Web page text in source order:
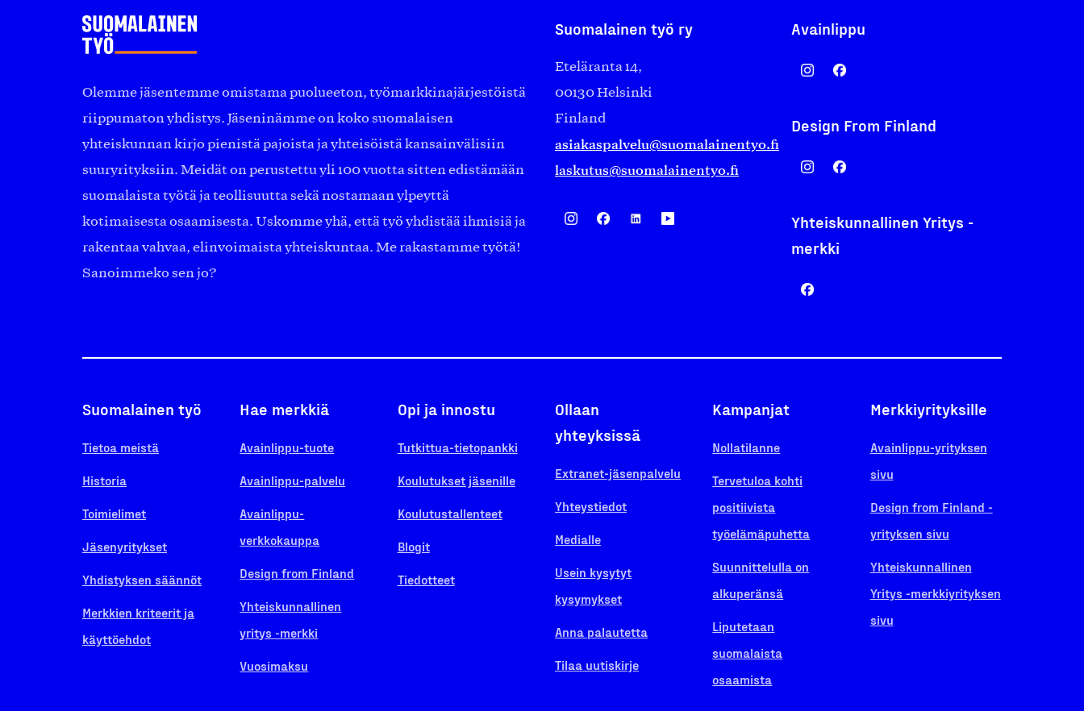
Olemme jäsentemme omistama puolueeton, työmarkkinajärjestöistä
riippumaton yhdistys. Jäseninämme on koko suomalaisen
yhteiskunnan kirjo pienistä pajoista ja yhteisöistä kansainvälisiin
suuryrityksiin. Meidät on perustettu yli 100 vuotta sitten edistämään
suomalaista työtä ja teollisuutta sekä nostamaan ylpeyttä
kotimaisesta osaamisesta. Uskomme yhä, että työ yhdistää ihmisiä ja
rakentaa vahvaa, elinvoimaista yhteiskuntaa. Me rakastamme työtä!
Sanoimmeko sen jo?
Suomalainen työ ry
Eteläranta 14,
00130 Helsinki
Finland
asiakaspalvelu@suomalainentyo.fi
laskutus@suomalainentyo.fi
Avainlippu
Design From Finland
Yhteiskunnallinen Yritys -
merkki
Suomalainen työ
Tietoa meistä
Historia
Toimielimet
Jäsenyritykset
Yhdistyksen säännöt
Merkkien kriteerit ja
käyttöehdot
Hae merkkiä
Avainlippu-tuote
Avainlippu-palvelu
Avainlippu-
verkkokauppa
Design from Finland
Yhteiskunnallinen
yritys -merkki
Vuosimaksu
Opi ja innostu
Tutkittua-tietopankki
Koulutukset jäsenille
Koulutustallenteet
Blogit
Tiedotteet
Ollaan
yhteyksissä
Extranet-jäsenpalvelu
Yhteystiedot
Medialle
Usein kysytyt
kysymykset
Anna palautetta
Tilaa uutiskirje
Kampanjat
Nollatilanne
Tervetuloa kohti
positiivista
työelämäpuhetta
Suunnittelulla on
alkuperänsä
Liputetaan
suomalaista
osaamista
Merkkiyrityksille
Avainlippu-yrityksen
sivu
Design from Finland -
yrityksen sivu
Yhteiskunnallinen
Yritys -merkkiyrityksen
sivu